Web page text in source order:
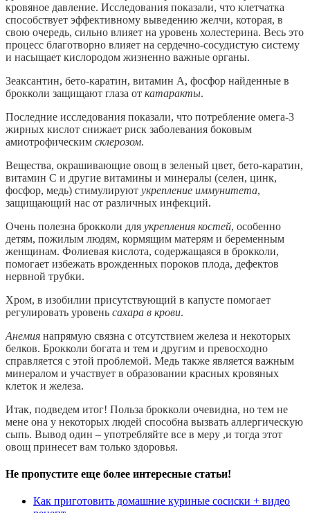
кровяное давление. Исследования показали, что клетчатка
способствует эффективному выведению желчи, которая, в
свою очередь, сильно влияет на уровень холестерина. Весь это
процесс благотворно влияет на сердечно-сосудистую систему
и насыщает кислородом жизненно важные органы.
Зеаксантин, бето-каратин, витамин А, фосфор найденные в
брокколи защищают глаза от катаракты.
Последние исследования показали, что потребление омега-3
жирных кислот снижает риск заболевания боковым
амиотрофическим склерозом.
Вещества, окрашивающие овощ в зеленый цвет, бето-каратин,
витамин С и другие витамины и минералы (селен, цинк,
фосфор, медь) стимулируют укрепление иммунитета,
защищающий нас от различных инфекций.
Очень полезна брокколи для укрепления костей, особенно
детям, пожилым людям, кормящим матерям и беременным
женщинам. Фолиевая кислота, содержащаяся в брокколи,
помогает избежать врожденных пороков плода, дефектов
нервной трубки.
Хром, в изобилии присутствующий в капусте помогает
регулировать уровень сахара в крови.
Анемия напрямую связна с отсутствием железа и некоторых
белков. Брокколи богата и тем и другим и превосходно
справляется с этой проблемой. Медь также является важным
минералом и участвует в образовании красных кровяных
клеток и железа.
Итак, подведем итог! Польза брокколи очевидна, но тем не
мене она у некоторых людей способна вызвать аллергическую
сыпь. Вывод один – употребляйте все в меру ,и тогда этот
овощ принесет вам только здоровья.
Не пропустите еще более интересные статьи!
Как приготовить домашние куриные сосиски + видео